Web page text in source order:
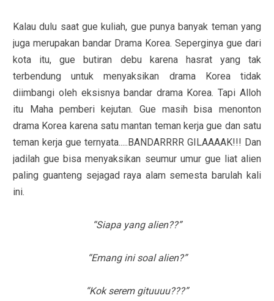
Kalau dulu saat gue kuliah, gue punya banyak teman yang
juga merupakan bandar Drama Korea. Seperginya gue dari
kota itu, gue butiran debu karena hasrat yang tak
terbendung untuk menyaksikan drama Korea tidak
diimbangi oleh eksisnya bandar drama Korea. Tapi Alloh
itu Maha pemberi kejutan. Gue masih bisa menonton
drama Korea karena satu mantan teman kerja gue dan satu
teman kerja gue ternyata.....BANDARRRR GILAAAAK!!! Dan
jadilah gue bisa menyaksikan seumur umur gue liat alien
paling guanteng sejagad raya alam semesta barulah kali
ini.
“Siapa yang alien??”
“Emang ini soal alien?”
“Kok serem gituuuu???”